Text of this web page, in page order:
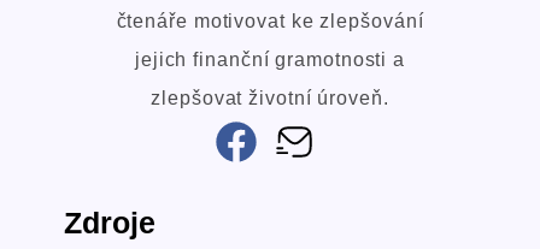
čtenáře motivovat ke zlepšování
jejich finanční gramotnosti a
zlepšovat životní úroveň.
Zdroje